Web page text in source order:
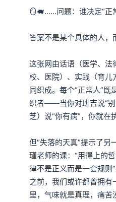
🪞🐖……问题：谁决定“正
答案不是某个具体的人，
这张网由话语（医学、法
校、医院）、实践（育儿
同织成。每个“正常人”既
织者——当你对班吉说“别
芝）说“你有病”，你就在
但“失落的天真”提示了另
瑾老师的课：“用得上的
律不是正义而是一套规则
之前，我们或许都曾拥
里，气味就是真理，痛